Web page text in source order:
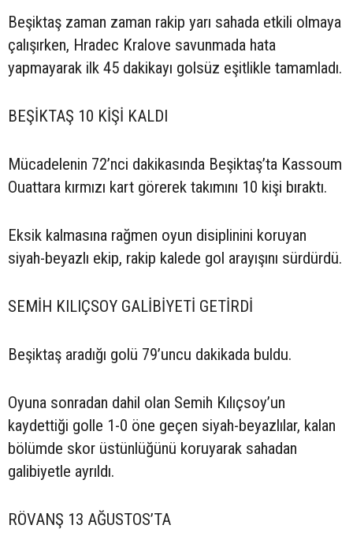
Beşiktaş zaman zaman rakip yarı sahada etkili olmaya
çalışırken, Hradec Kralove savunmada hata
yapmayarak ilk 45 dakikayı golsüz eşitlikle tamamladı.
BEŞİKTAŞ 10 KİŞİ KALDI
Mücadelenin 72’nci dakikasında Beşiktaş’ta Kassoum
Ouattara kırmızı kart görerek takımını 10 kişi bıraktı.
Eksik kalmasına rağmen oyun disiplinini koruyan
siyah-beyazlı ekip, rakip kalede gol arayışını sürdürdü.
SEMİH KILIÇSOY GALİBİYETİ GETİRDİ
Beşiktaş aradığı golü 79’uncu dakikada buldu.
Oyuna sonradan dahil olan Semih Kılıçsoy’un
kaydettiği golle 1-0 öne geçen siyah-beyazlılar, kalan
bölümde skor üstünlüğünü koruyarak sahadan
galibiyetle ayrıldı.
RÖVANŞ 13 AĞUSTOS’TA